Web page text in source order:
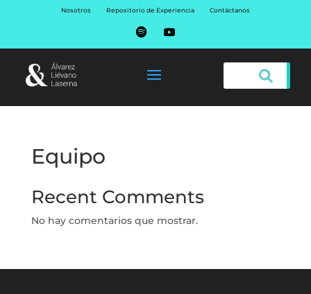
Nosotros Repositorio de Experiencia Contáctanos
Equipo
Recent Comments
No hay comentarios que mostrar.